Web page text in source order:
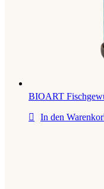
BIOART
In den